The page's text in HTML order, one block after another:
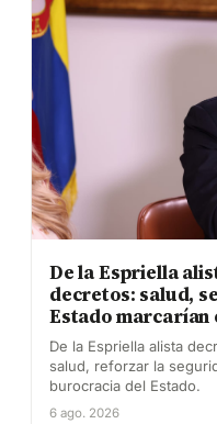
De la Espriella
decretos: salud,
Estado marcarían
De la Espriella alista
salud, reforzar la
burocracia del Estado.
6 ago. 2026